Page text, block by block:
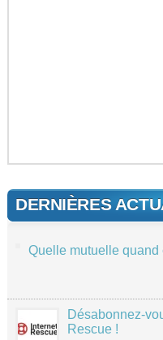
DERNIÈRES
Quelle mutuelle quand
Désabonnez-
Rescue !